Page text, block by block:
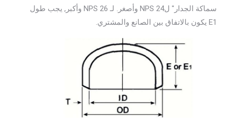
سماكة الجدار" لNPS 24 وأصغر. لـ NPS 26 وأكبر, يجب طول
E1 يكون بالاتفاق بين الصانع والمشتري.